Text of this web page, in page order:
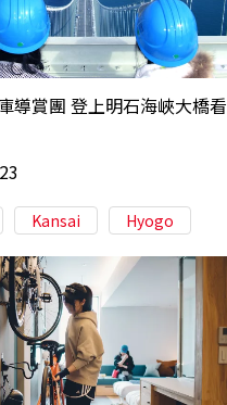
導賞團 登上明石海峽大橋看
Kansai Hyogo